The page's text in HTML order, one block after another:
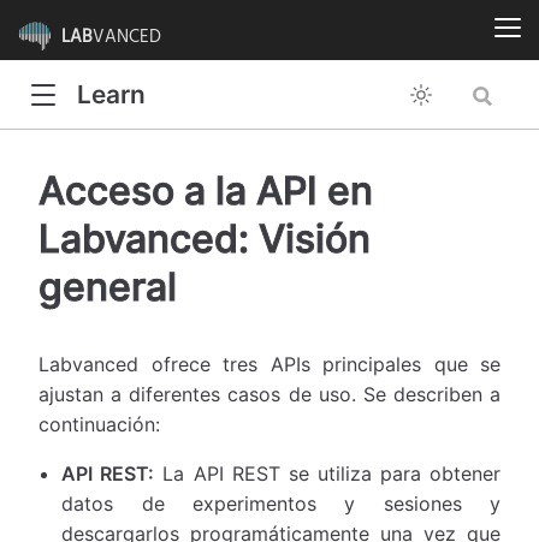
LABVANCED
Learn
Acceso a la API en
Labvanced: Visión
general
Labvanced ofrece tres APIs principales que se
ajustan a diferentes casos de uso. Se describen a
continuación:
API REST: La API REST se utiliza para obtener
datos de experimentos y sesiones y
descargarlos programáticamente una vez que